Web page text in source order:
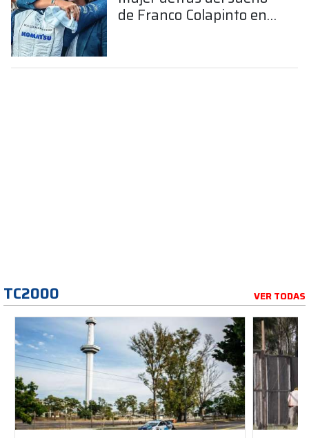
de Franco Colapinto en
TC2000 VER TODAS